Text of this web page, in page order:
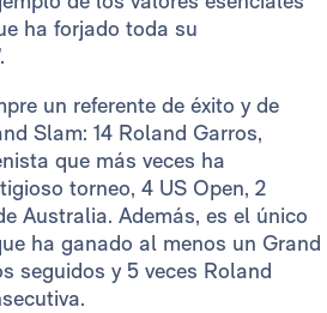
ha forjado toda su
un referente de éxito y de
Slam: 14 Roland Garros,
que más veces ha
torneo, 4 US Open, 2
Australia. Además, es el único
ha ganado al menos un Grand
seguidos y 5 veces Roland